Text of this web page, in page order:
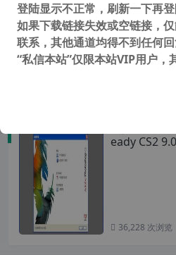
eady CS2
36,228 次浏览
登陆显示不正常，刷新一下再
如果下载链接失效或空链接，
联系，其他通道均得不到任何
“私信本站”仅限本站VIP用户，